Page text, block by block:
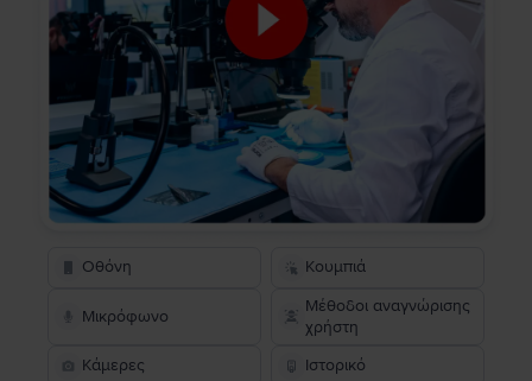
Οθόνη Κουμπιά
Μικρόφωνο
Μέθοδοι αναγνώρισης
χρήστη
Κάμερες
Ιστορικό